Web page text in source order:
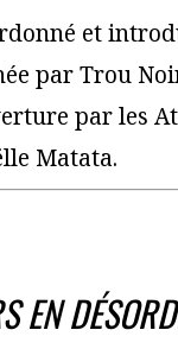
et
par Trou
par les
Matata.
EN